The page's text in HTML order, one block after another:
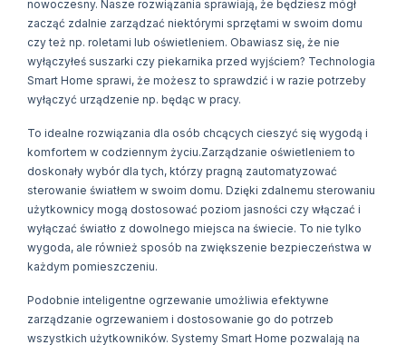
nowoczesny. Nasze rozwiązania sprawiają, że będziesz mógł
zacząć zdalnie zarządzać niektórymi sprzętami w swoim domu
czy też np. roletami lub oświetleniem. Obawiasz się, że nie
wyłączyłeś suszarki czy piekarnika przed wyjściem? Technologia
Smart Home sprawi, że możesz to sprawdzić i w razie potrzeby
wyłączyć urządzenie np. będąc w pracy.
To idealne rozwiązania dla osób chcących cieszyć się wygodą i
komfortem w codziennym życiu.Zarządzanie oświetleniem to
doskonały wybór dla tych, którzy pragną zautomatyzować
sterowanie światłem w swoim domu. Dzięki zdalnemu sterowaniu
użytkownicy mogą dostosować poziom jasności czy włączać i
wyłączać światło z dowolnego miejsca na świecie. To nie tylko
wygoda, ale również sposób na zwiększenie bezpieczeństwa w
każdym pomieszczeniu.
Podobnie inteligentne ogrzewanie umożliwia efektywne
zarządzanie ogrzewaniem i dostosowanie go do potrzeb
wszystkich użytkowników. Systemy Smart Home pozwalają na